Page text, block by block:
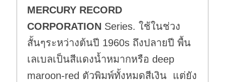
MERCURY RECORD
CORPORATION Series. ใช้ในช่วง
สั้นๆระหว่างต้นปี 1960s ถึงปลายปี พื้น
เลเบลเป็นสีแดงน้ำหมากหรือ deep
maroon-red ตัวพิมพ์ทั้งหมดสีเงิน แต่ยัง